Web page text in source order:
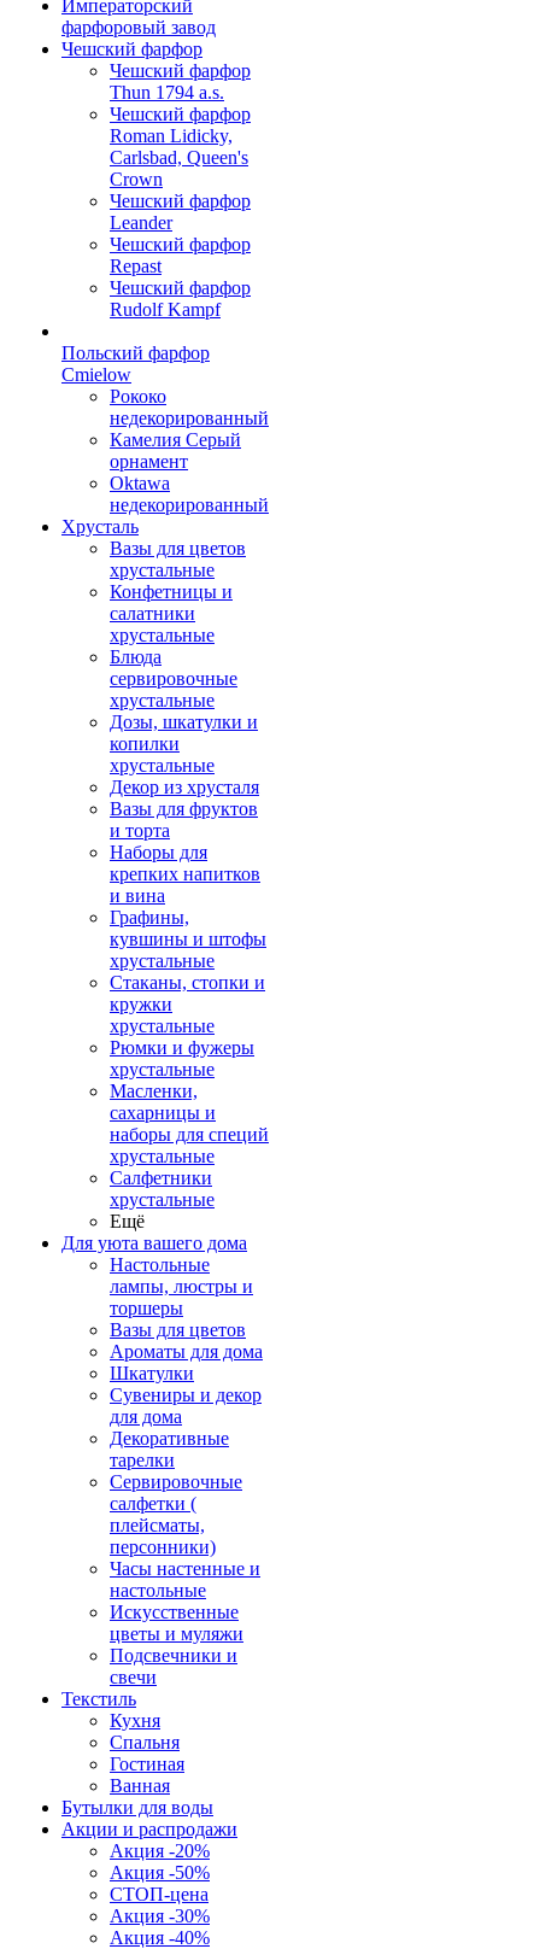
Императорский
фарфоровый завод
Чешский фарфор
Чешский фарфор
Thun 1794 a.s.
Чешский фарфор
Roman Lidicky,
Carlsbad, Queen's
Crown
Чешский фарфор
Leander
Чешский фарфор
Repast
Чешский фарфор
Rudolf Kampf
Польский фарфор
Сmielow
Рококо
недекорированный
Камелия Серый
орнамент
Oktawa
недекорированный
Хрусталь
Вазы для цветов
хрустальные
Конфетницы и
салатники
хрустальные
Блюда
сервировочные
хрустальные
Дозы, шкатулки и
копилки
хрустальные
Декор из хрусталя
Вазы для фруктов
и торта
Наборы для
крепких напитков
и вина
Графины,
кувшины и штофы
хрустальные
Стаканы, стопки и
кружки
хрустальные
Рюмки и фужеры
хрустальные
Масленки,
сахарницы и
наборы для специй
хрустальные
Салфетники
хрустальные
Ещё
Для уюта вашего дома
Настольные
лампы, люстры и
торшеры
Вазы для цветов
Ароматы для дома
Шкатулки
Сувениры и декор
для дома
Декоративные
тарелки
Сервировочные
салфетки (
плейсматы,
персонники)
Часы настенные и
настольные
Искусственные
цветы и муляжи
Подсвечники и
свечи
Текстиль
Кухня
Спальня
Гостиная
Ванная
Бутылки для воды
Акции и распродажи
Акция -20%
Акция -50%
СТОП-цена
Акция -30%
Акция -40%